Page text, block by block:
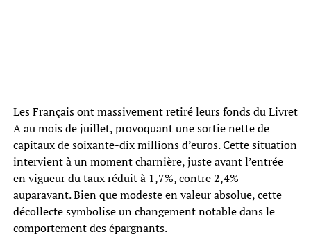
Les Français ont massivement retiré leurs fonds du Livret
A au mois de juillet, provoquant une sortie nette de
capitaux de soixante-dix millions d’euros. Cette situation
intervient à un moment charnière, juste avant l’entrée
en vigueur du taux réduit à 1,7%, contre 2,4%
auparavant. Bien que modeste en valeur absolue, cette
décollecte symbolise un changement notable dans le
comportement des épargnants.